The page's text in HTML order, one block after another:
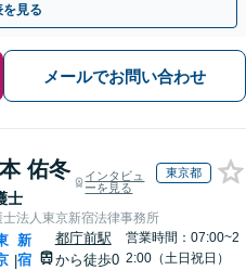
見る
メールでお問い合わせ
佑冬
士
インタビュ
ーを見る
東京都
士法人東京新宿法律事務所
|
新
宿
都庁前駅
から徒歩0
営業時間：07:00~2
2:00（土日祝日）